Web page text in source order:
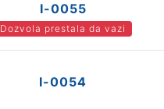
I-0055
Dozvola prestala da vazi
I-0054